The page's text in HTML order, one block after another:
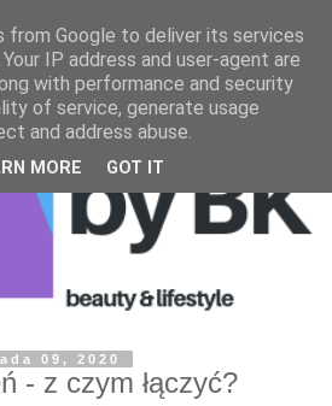
09, 2020
- z czym łączyć?
from Google to deliver its services
IP address and user-agent are
with performance and security
of service, generate usage
and address abuse.
MORE GOT IT